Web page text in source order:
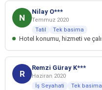
N
Nilay O***
Temmuz 2020
Tatil
Tek basima
Hotel konumu, hizmeti ve
R
Remzi Güray K***
Haziran 2020
İş Seyahati
Tek basima